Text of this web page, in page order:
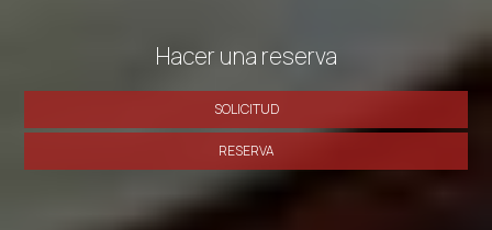
Hacer una reserva
SOLICITUD
RESERVA